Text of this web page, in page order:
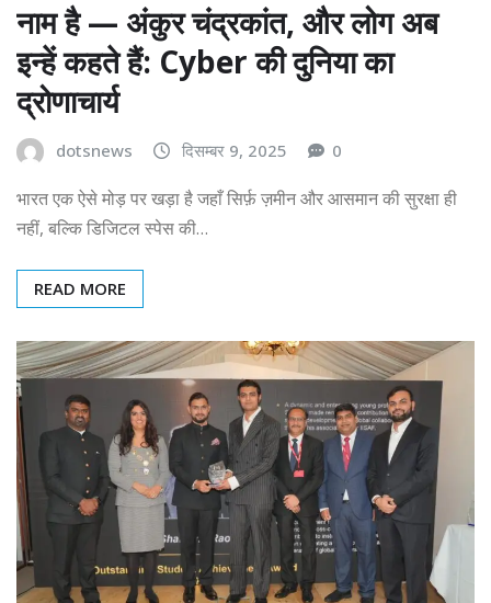
नाम है — अंकुर चंद्रकांत, और लोग अब
इन्हें कहते हैं: Cyber की दुनिया का
द्रोणाचार्य
dotsnews दिसम्बर 9, 2025 0
भारत एक ऐसे मोड़ पर खड़ा है जहाँ सिर्फ़ ज़मीन और आसमान की सुरक्षा ही
नहीं, बल्कि डिजिटल स्पेस की…
READ MORE